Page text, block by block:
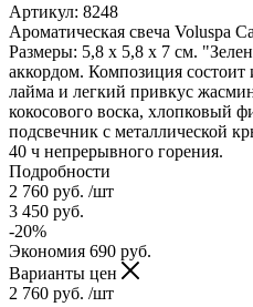
Артикул: 8248
Ароматическая свеча Voluspa
Размеры: 5,8 х 5,8 х 7 см.
аккордом. Композиция состоит
лайма и легкий привкус
кокосового воска, хлопковый
подсвечник с металлической
40 ч непрерывного горения.
Подробности
2 760 руб. /шт
3 450 руб.
-20%
Экономия 690 руб.
Варианты цен
2 760 руб. /шт